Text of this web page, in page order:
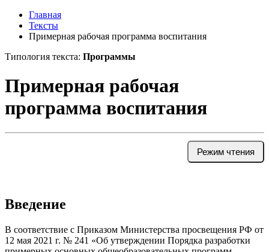
Главная
Тексты
Примерная рабочая программа воспитания
Типология текста: Программы
Примерная рабочая
программа воспитания
Режим чтения
Введение
В соответствие с Приказом Министерства просвещения РФ от
12 мая 2021 г. № 241 «Об утверждении Порядка разработки